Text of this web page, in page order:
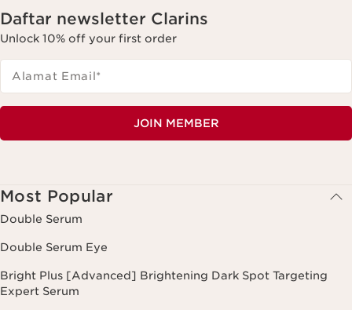
Daftar newsletter Clarins
Unlock 10% off your first order
Alamat Email*
JOIN MEMBER
Most Popular
Double Serum
Double Serum Eye
Bright Plus [Advanced] Brightening Dark Spot Targeting
Expert Serum